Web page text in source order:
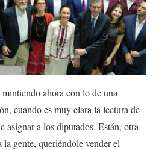
ahora con lo de una
cuando es muy clara la lectura de
asignar a los diputados. Están, otra
gente, queriéndole vender el